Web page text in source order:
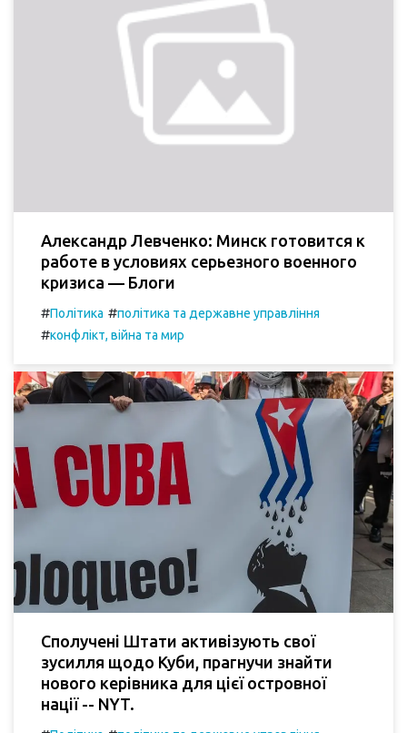
Александр Левченко: Минск готовится к
работе в условиях серьезного военного
кризиса — Блоги
#Політика #політика та державне управління
#конфлікт, війна та мир
Сполучені Штати активізують свої
зусилля щодо Куби, прагнучи знайти
нового керівника для цієї островної
нації -- NYT.